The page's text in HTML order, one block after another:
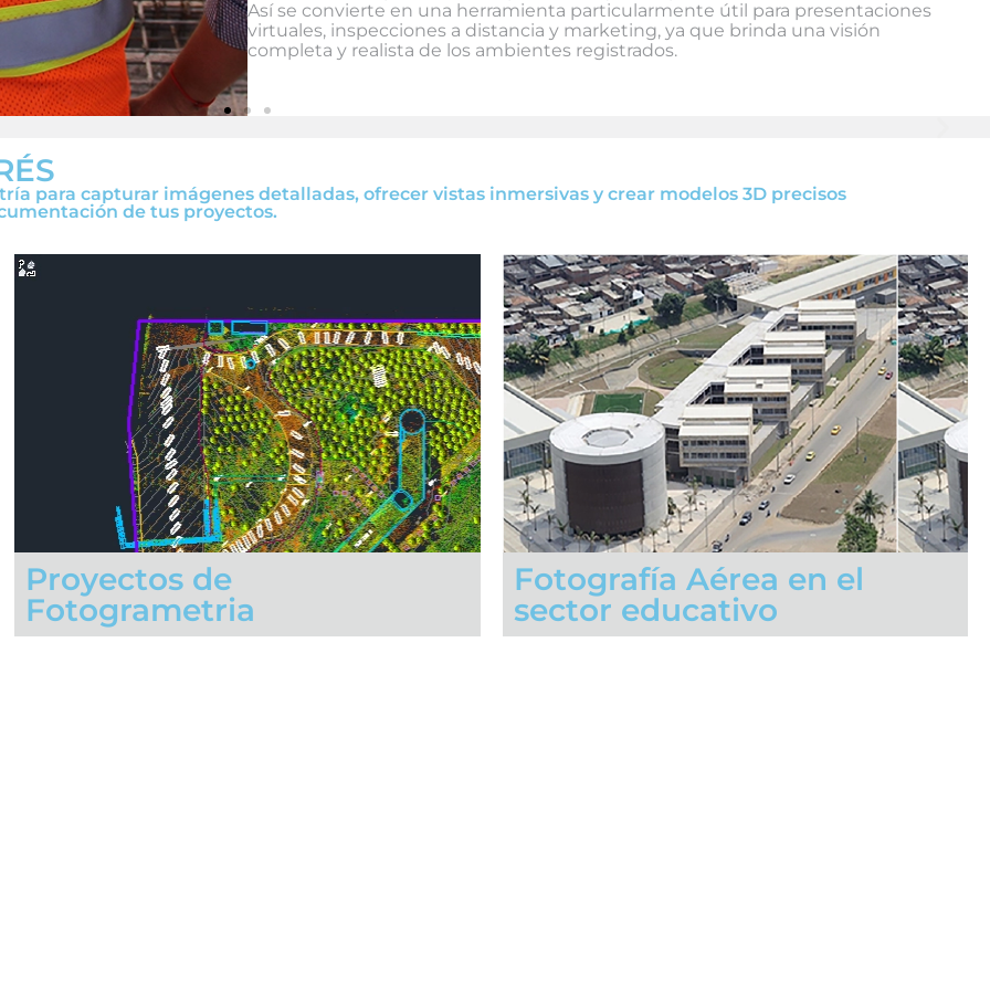
Así se convierte en una herramienta particularmente útil para presentaciones
virtuales, inspecciones a distancia y marketing, ya que brinda una visión
completa y realista de los ambientes registrados.
diseñado para capturar
de objetos en el espacio,
Esta técnica permite
procesos de análisis,
para capturar imágenes detalladas, ofrecer vistas inmersivas y crear modelos 3D precisos
de tus proyectos.
Proyectos de
Fotogrametria
Fotografía Aérea en el
sector educativo